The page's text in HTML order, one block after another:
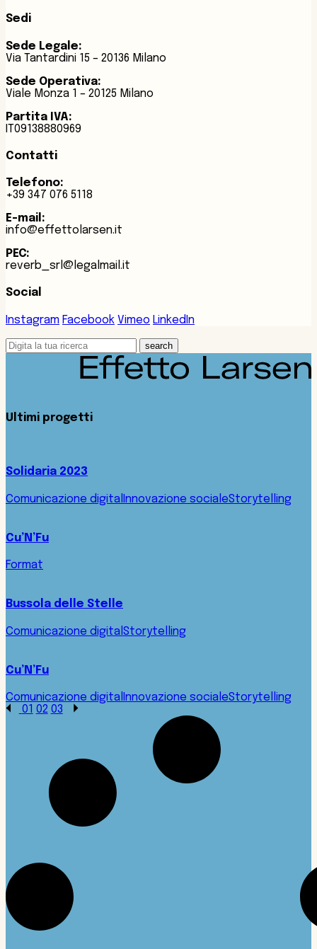
Sedi
Sede Legale:
Via Tantardini 15 – 20136 Milano
Sede Operativa:
Viale Monza 1 – 20125 Milano
Partita IVA:
IT09138880969
Contatti
Telefono:
+39 347 076 5118
E-mail:
info@effettolarsen.it
PEC:
reverb_srl@legalmail.it
Social
Instagram Facebook Vimeo LinkedIn
search
Ultimi progetti
Solidaria 2023
Comunicazione digital Innovazione socialeStorytelling
Cu’N’Fu
Format
Bussola delle Stelle
Comunicazione digital Storytelling
Cu’N’Fu
Comunicazione digital Innovazione socialeStorytelling
01 02 03